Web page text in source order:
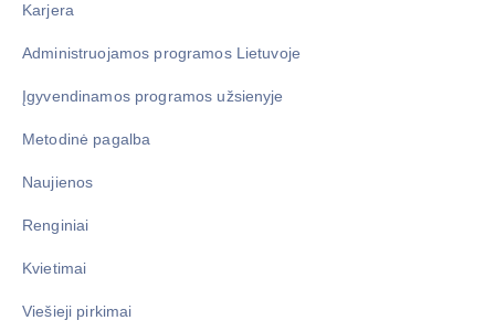
Karjera
Administruojamos programos Lietuvoje
Įgyvendinamos programos užsienyje
Metodinė pagalba
Naujienos
Renginiai
Kvietimai
Viešieji pirkimai